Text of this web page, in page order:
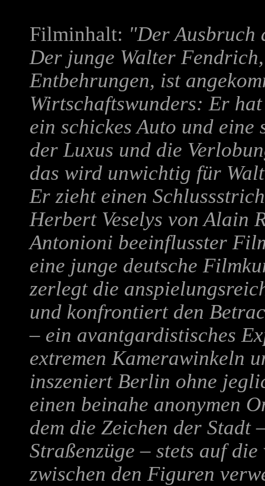
Filminhalt: "Der Ausbruch
Der junge Walter
Entbehrungen, ist
Wirtschaftswunders: Er
ein schickes Auto und eine
der Luxus und die
das wird unwichtig für
Er zieht einen
Herbert Veselys von Alain
Antonioni beeinflusster
eine junge deutsche
zerlegt die
und konfrontiert den
– ein avantgardistisches
extremen Kamerawinkeln
inszeniert Berlin ohne
einen beinahe anonymen
dem die Zeichen der Stadt
Straßenzüge – stets auf
zwischen den Figuren